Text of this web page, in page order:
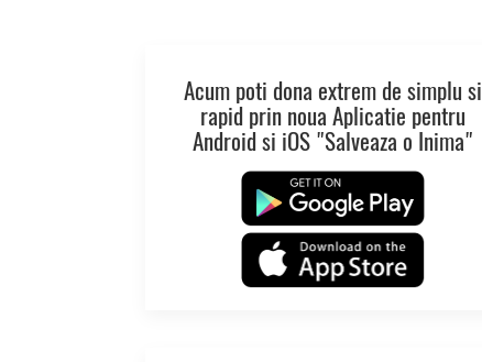
Acum poti dona extrem de simplu si
rapid prin noua Aplicatie pentru
Android si iOS "Salveaza o Inima"